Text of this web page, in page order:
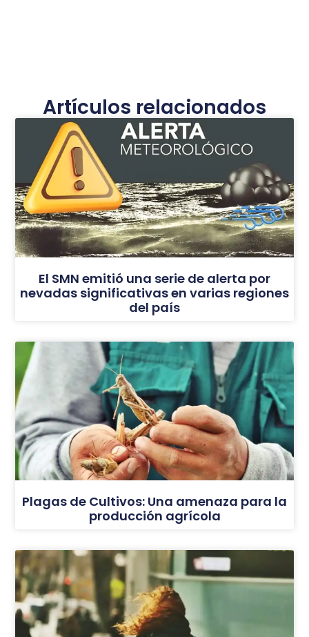
Artículos relacionados
El SMN emitió una serie de alerta por
nevadas significativas en varias regiones
del país
Plagas de Cultivos: Una amenaza para la
producción agrícola